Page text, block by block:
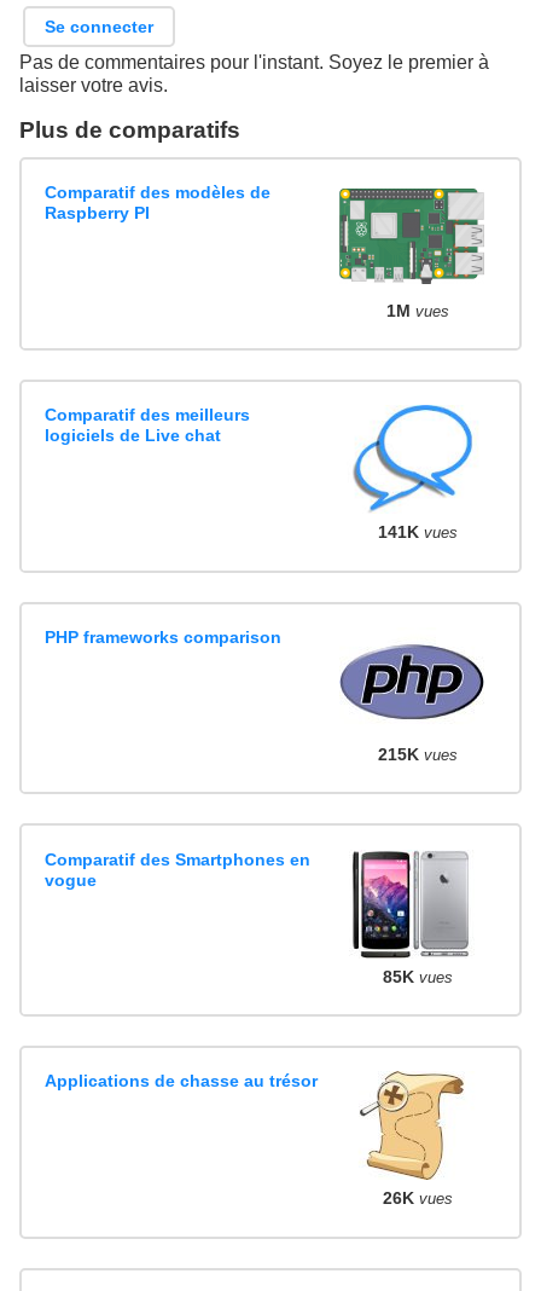
Se connecter
Pas de commentaires pour l'instant. Soyez le premier à
laisser votre avis.
Plus de comparatifs
Comparatif des modèles de
Raspberry PI
1M vues
Comparatif des meilleurs
logiciels de Live chat
141K vues
PHP frameworks comparison
215K vues
Comparatif des Smartphones en
vogue
85K vues
Applications de chasse au trésor
26K vues